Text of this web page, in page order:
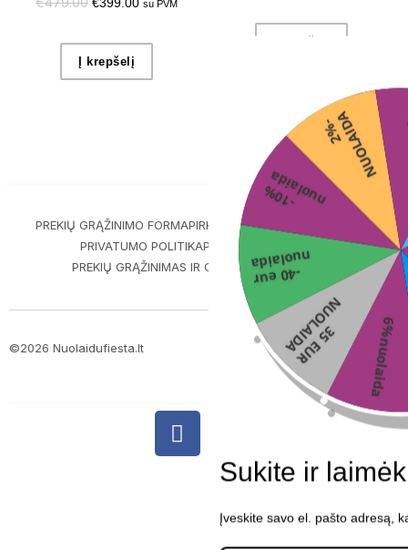
su PVM
Į krepšelį
PREKIŲ GRĄŽINIMO FORMAPIRKIMO-PARDAVIMO TAISYKLĖS
PRIVATUMO POLITIKAPREKIŲ PRISTATYMAS
PREKIŲ GRĄŽINIMAS IR GARANTIJAKONTAKTAI
©2026 Nuolaidufiesta.lt
ScalePeak
6%nuolaida
3
5
E
U
R
N
U
O
L
A
I
D
A
-40 eur
nuolaida
-
1
0
%
n
u
o
l
a
i
d
a
2
%
-
N
U
O
L
A
I
D
A
Sukite ir
Įveskite savo el. pašto adresą,